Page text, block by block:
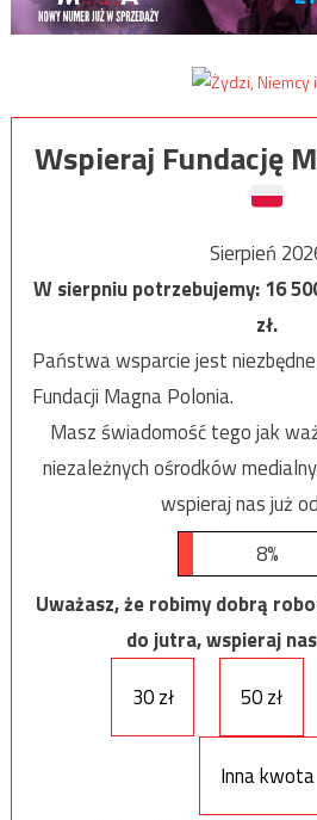
Wspieraj Fundację
Sierpień
W sierpniu potrzebujemy:16
zł.
Państwa wsparcie jest
Fundacji Magna Polonia.
Masz świadomość tego jak
niezależnych ośrodków
wspieraj nas już
8%
Uważasz, że robimy dobrą
do jutra, wspieraj
30 zł
50 zł
Inna kwota